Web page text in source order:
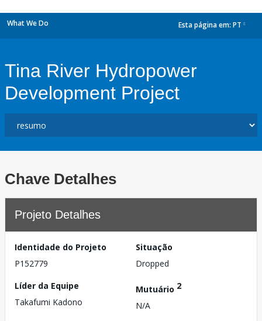
What We Do Esta página em: PT
Tina River Hydropower
Development Project
Chave Detalhes
Projeto Detalhes
Identidade do Projeto
P152779
Situação
Dropped
Líder da Equipe
Takafumi Kadono
Mutuário 2
N/A